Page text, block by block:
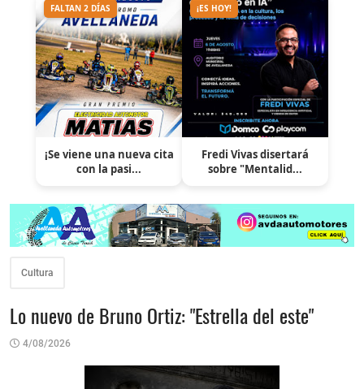
FALTAN 2 DÍAS
¡Se viene una nueva cita
con la pasi...
¡ES HOY!
Fredi Vivas disertará
sobre "Mentalid...
Cultura
Lo nuevo de Bruno Ortiz: "Estrella del este"
4/08/2026